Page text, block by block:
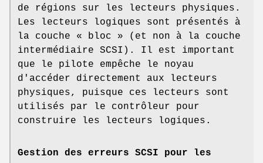
de régions sur les lecteurs physiques.
Les lecteurs logiques sont présentés à
la couche « bloc » (et non à la couche
intermédiaire SCSI). Il est important
que le pilote empêche le noyau
d'accéder directement aux lecteurs
physiques, puisque ces lecteurs sont
utilisés par le contrôleur pour
construire les lecteurs logiques.
Gestion des erreurs SCSI pour les